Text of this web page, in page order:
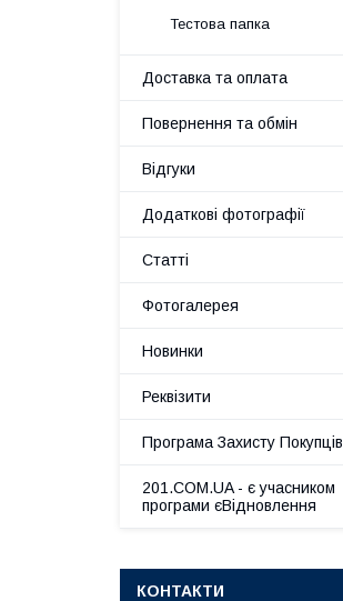
Тестова папка
Доставка та оплата
Повернення та обмін
Відгуки
Додаткові фотографії
Статті
Фотогалерея
Новинки
Реквізити
Програма Захисту Покупців
201.COM.UA - є учасником
програми єВідновлення
КОНТАКТИ